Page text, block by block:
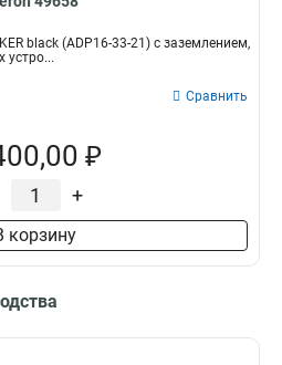
black (ADP16-33-21) с заземлением,
устро...
Сравнить
₽
+
корзину